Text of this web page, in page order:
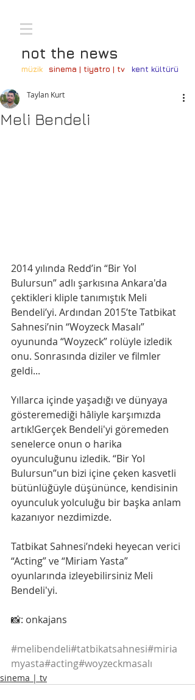
not the news
müzik sinema | tiyatro | tv kent kültürü
Meli Bendeli
Taylan Kurt
2014 yılında Redd’in “Bir Yol
Bulursun” adlı şarkısına Ankara'da
çektikleri kliple tanımıştık Meli
Bendeli’yi. Ardından 2015’te Tatbikat
Sahnesi’nin “Woyzeck Masalı”
oyununda “Woyzeck” rolüyle izledik
onu. Sonrasında diziler ve filmler
geldi...
Yıllarca içinde yaşadığı ve dünyaya
gösteremediği hâliyle karşımızda
artık!Gerçek Bendeli'yi göremeden
senelerce onun o harika
oyunculuğunu izledik. “Bir Yol
Bulursun”un bizi içine çeken kasvetli
bütünlüğüyle düşününce, kendisinin
oyunculuk yolculuğu bir başka anlam
kazanıyor nezdimizde.
Tatbikat Sahnesi’ndeki heyecan verici
“Acting” ve “Miriam Yasta”
oyunlarında izleyebilirsiniz Meli
Bendeli'yi.
📸: onkajans
#melibendeli#tatbikatsahnesi#miria
myasta#acting#woyzeckmasalı
sinema | tv